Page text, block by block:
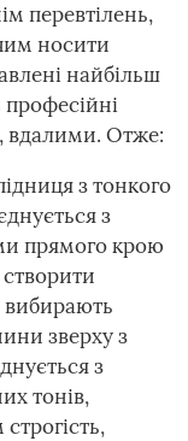
перевтілень,
носити
найбільш
професійні
вдалими. Отже:
з тонкого
з
прямого крою
зверху з
з
тонів,